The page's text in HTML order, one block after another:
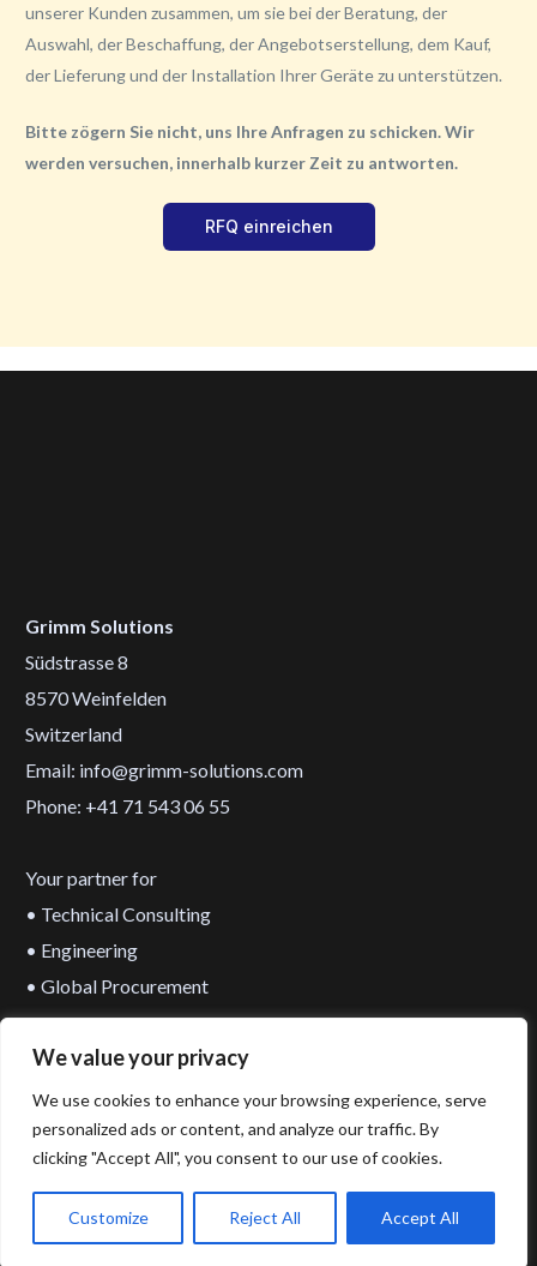
We value your privacy
We use cookies to enhance your browsing experience, serve
personalized ads or content, and analyze our traffic. By
clicking "Accept All", you consent to our use of cookies.
Customize Reject All Accept All
unserer Kunden zusammen, um sie bei der Beratung, der
Auswahl, der Beschaffung, der Angebotserstellung, dem Kauf,
der Lieferung und der Installation Ihrer Geräte zu unterstützen.
Bitte zögern Sie nicht, uns Ihre Anfragen zu schicken. Wir
werden versuchen, innerhalb kurzer Zeit zu antworten.
RFQ einreichen
Grimm Solutions
Südstrasse 8
8570 Weinfelden
Switzerland
Email: info@grimm-solutions.com
Phone: +41 71 543 06 55
Your partner for
• Technical Consulting
• Engineering
• Global Procurement
Contact us!
Privacy Policy
Impressum
© Grimm Solutions 2020. All Rights Reserved.
RFQ